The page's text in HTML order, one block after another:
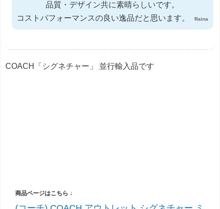
品質・デザイン共に素晴らしいです。
コストパフォーマンスの良い逸品だと思います。
Raina
COACH「シグネチャー」 並行輸入品です